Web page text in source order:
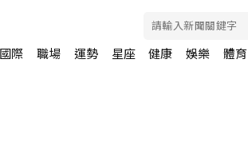
國際 職場 運勢 星座 健康 娛樂 體育